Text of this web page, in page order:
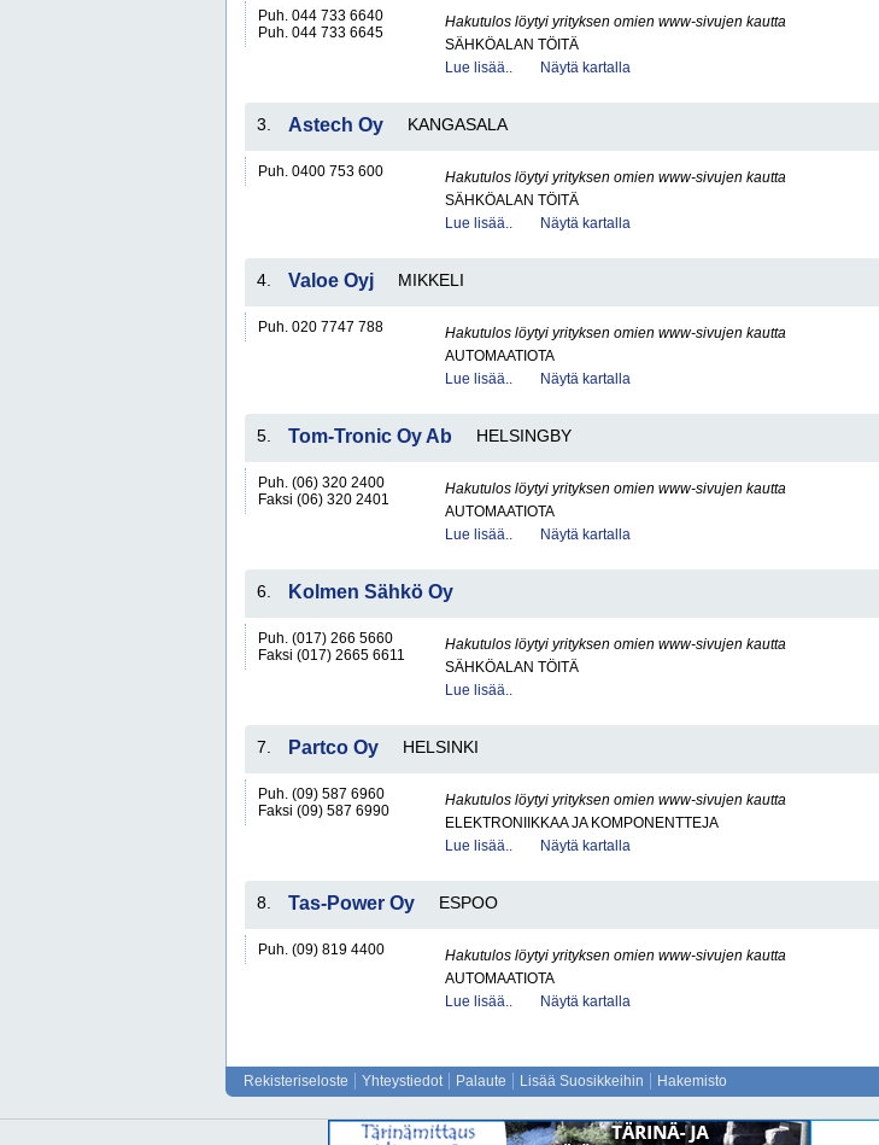
Puh. 044 733 6640
Puh. 044 733 6645
Hakutulos löytyi yrityksen omien www-sivujen kautta
SÄHKÖALAN TÖITÄ
Lue lisää..
Näytä kartalla
3. Astech Oy KANGASALA
Puh. 0400 753 600
Hakutulos löytyi yrityksen omien www-sivujen kautta
SÄHKÖALAN TÖITÄ
Lue lisää..
Näytä kartalla
4. Valoe Oyj MIKKELI
Puh. 020 7747 788
Hakutulos löytyi yrityksen omien www-sivujen kautta
AUTOMAATIOTA
Lue lisää..
Näytä kartalla
5. Tom-Tronic Oy Ab HELSINGBY
Puh. (06) 320 2400
Faksi (06) 320 2401
Hakutulos löytyi yrityksen omien www-sivujen kautta
AUTOMAATIOTA
Lue lisää..
Näytä kartalla
6. Kolmen Sähkö Oy
Puh. (017) 266 5660
Faksi (017) 2665 6611
Hakutulos löytyi yrityksen omien www-sivujen kautta
SÄHKÖALAN TÖITÄ
Lue lisää..
7. Partco Oy HELSINKI
Puh. (09) 587 6960
Faksi (09) 587 6990
Hakutulos löytyi yrityksen omien www-sivujen kautta
ELEKTRONIIKKAA JA KOMPONENTTEJA
Lue lisää..
Näytä kartalla
8. Tas-Power Oy ESPOO
Puh. (09) 819 4400
Hakutulos löytyi yrityksen omien www-sivujen kautta
AUTOMAATIOTA
Lue lisää..
Näytä kartalla
Rekisteriseloste Yhteystiedot Palaute Lisää Suosikkeihin Hakemisto